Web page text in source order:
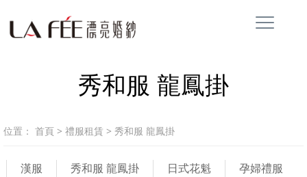
秀和服 龍鳳掛
位置： 首頁 > 禮服租賃 > 秀和服 龍鳳掛
漢服 秀和服 龍鳳掛 日式花魁
孕婦禮服